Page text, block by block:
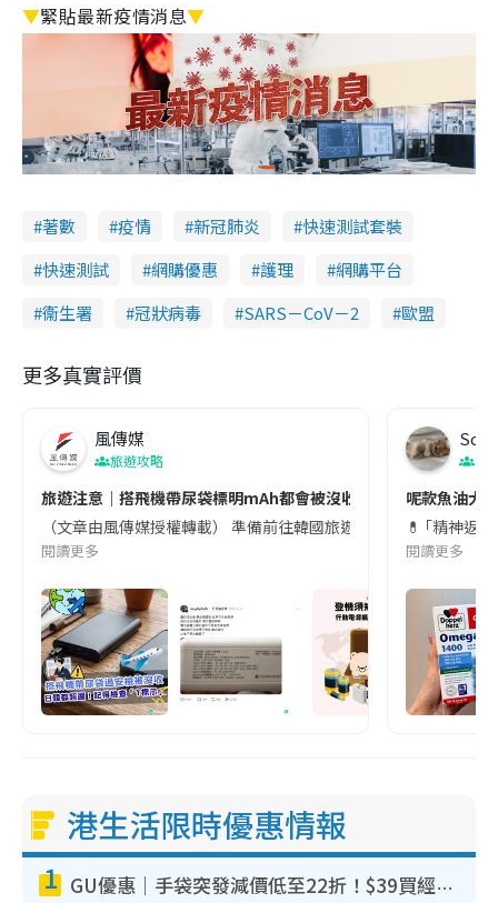
▼緊貼最新疫情消息▼
著數 疫情 新冠肺炎
快速測試套裝
快速測試
網購優惠 護理
網購平台
衞生署
冠狀病毒 SARS－CoV－2 歐盟
更多真實評價
風傳媒
旅遊攻略
旅遊注意｜搭飛機帶尿袋標明mAh都會被沒收😱出發前切記檢查
（文章由風傳媒授權轉載） 準備前往韓國旅遊的民眾，近期要
閱讀更多
Soul
呢款魚油大
💊 ｢精神返
閱讀更多
港生活限時優惠情報
1 GU優惠｜手袋突發減價低至22折！$39買經典波士頓包/餃子袋！飾物同步減價$29起！